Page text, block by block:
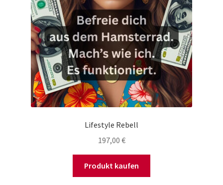
Lifestyle Rebell
197,00 €
Produkt kaufen